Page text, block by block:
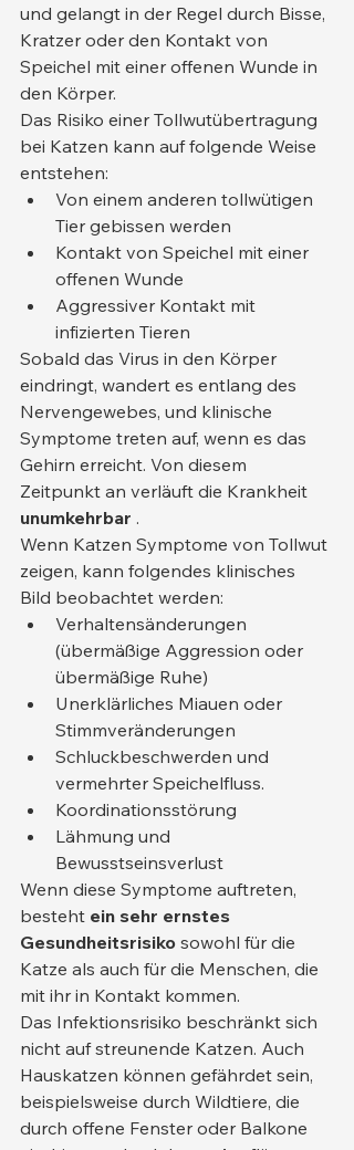
und gelangt in der Regel durch Bisse,
Kratzer oder den Kontakt von
Speichel mit einer offenen Wunde in
den Körper.
Das Risiko einer Tollwutübertragung
bei Katzen kann auf folgende Weise
entstehen:
Von einem anderen tollwütigen
Tier gebissen werden
Kontakt von Speichel mit einer
offenen Wunde
Aggressiver Kontakt mit
infizierten Tieren
Sobald das Virus in den Körper
eindringt, wandert es entlang des
Nervengewebes, und klinische
Symptome treten auf, wenn es das
Gehirn erreicht. Von diesem
Zeitpunkt an verläuft die Krankheit
unumkehrbar .
Wenn Katzen Symptome von Tollwut
zeigen, kann folgendes klinisches
Bild beobachtet werden:
Verhaltensänderungen
(übermäßige Aggression oder
übermäßige Ruhe)
Unerklärliches Miauen oder
Stimmveränderungen
Schluckbeschwerden und
vermehrter Speichelfluss.
Koordinationsstörung
Lähmung und
Bewusstseinsverlust
Wenn diese Symptome auftreten,
besteht ein sehr ernstes
Gesundheitsrisiko sowohl für die
Katze als auch für die Menschen, die
mit ihr in Kontakt kommen.
Das Infektionsrisiko beschränkt sich
nicht auf streunende Katzen. Auch
Hauskatzen können gefährdet sein,
beispielsweise durch Wildtiere, die
durch offene Fenster oder Balkone